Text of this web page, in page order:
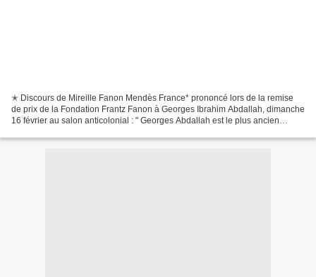
✭ Discours de Mireille Fanon Mendès France* prononcé lors de la remise
de prix de la Fondation Frantz Fanon à Georges Ibrahim Abdallah, dimanche
16 février au salon anticolonial : " Georges Abdallah est le plus ancien